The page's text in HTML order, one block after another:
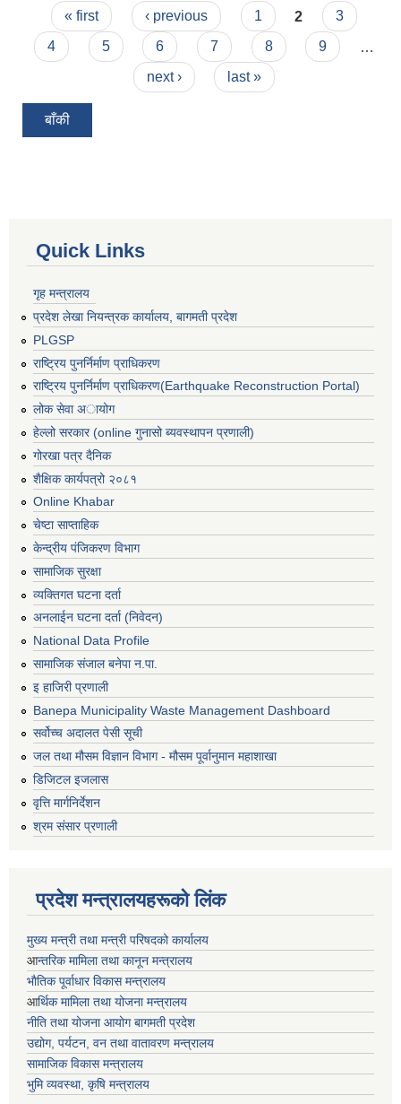
Pages
« first ‹ previous 1 2
3
4
5 6 7 8 9
next ›
last »
बाँकी
Quick Links
गृह मन्त्रालय
प्रदेश लेखा नियन्त्रक कार्यालय, बागमती प्रदेश
PLGSP
राष्ट्रिय पुनर्निर्माण प्राधिकरण
राष्ट्रिय पुनर्निर्माण प्राधिकरण(Earthquake Reconstruction Portal)
लोक सेवा अायोग
हेल्लो सरकार (online गुनासो ब्यवस्थापन प्रणाली)
गोरखा पत्र दैनिक
शैक्षिक कार्यपत्रो २०८१
Online Khabar
चेष्टा साप्ताहिक
केन्द्रीय पंजिकरण विभाग
सामाजिक सुरक्षा
व्यक्तिगत घटना दर्ता
अनलाईन घटना दर्ता (निवेदन)
National Data Profile
सामाजिक संजाल बनेपा न.पा.
इ हाजिरी प्रणाली
Banepa Municipality Waste Management Dashboard
सर्वोच्च अदालत पेसी सूची
जल तथा मौसम विज्ञान विभाग - मौसम पूर्वानुमान महाशाखा
डिजिटल इजलास
वृत्ति मार्गनिर्देशन
श्रम संसार प्रणाली
प्रदेश मन्त्रालयहरूको लिंक
मुख्य मन्त्री तथा मन्त्री परिषदको कार्यालय
आन्तरिक मामिला तथा कानून मन्त्रालय
भाैतिक पूर्वाधार विकास मन्त्रालय
आर्थिक मामिला तथा योजना मन्त्रालय
नीति तथा योजना आयोग बागमती प्रदेश
उद्योग, पर्यटन, वन तथा वातावरण मन्त्रालय
सामाजिक विकास मन्त्रालय
भुमि व्यवस्था, कृषि मन्त्रालय